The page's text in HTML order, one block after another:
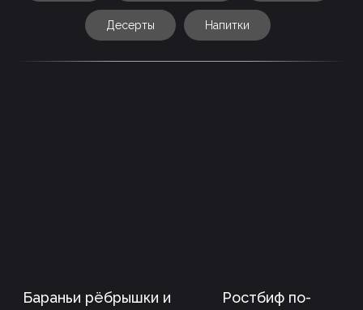
Десерты Напитки
Бараньи рёбрышки и
Ростбиф по-